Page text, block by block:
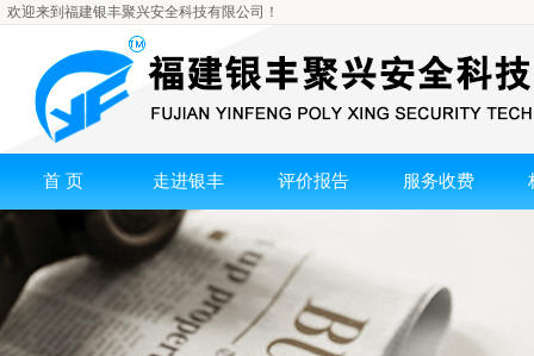
欢迎来到福建银丰聚兴安全科技有限公司！
首 页 走进银丰 评价报告 服务收费